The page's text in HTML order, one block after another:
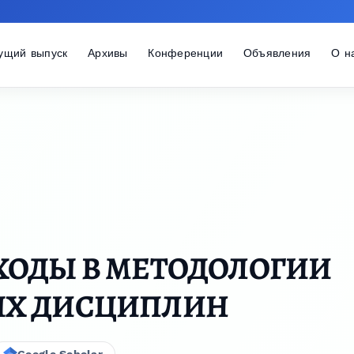
выпуск Архивы Конференции Объявления О
В МЕТОДОЛОГИИ
ДИСЦИПЛИН